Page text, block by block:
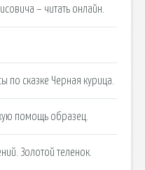
– читать онлайн.
по сказке Черная курица.
помощь образец.
Золотой теленок.